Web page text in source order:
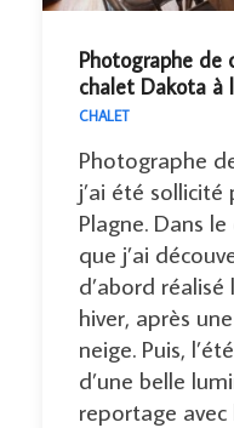
Photographe de
chalet Dakota à
CHALET
Photographe
j’ai été
Plagne. Dans
que j’ai
d’abord
hiver, après
neige. Puis,
d’une belle
reportage